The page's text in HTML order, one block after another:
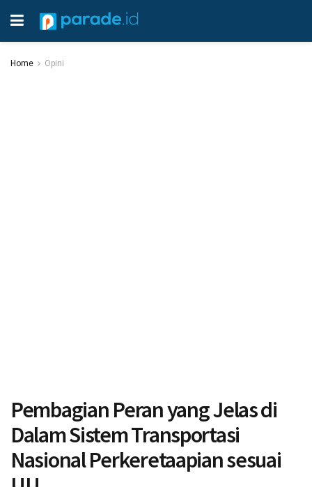
Home Opini
Pembagian Peran yang Jelas di
Dalam Sistem Transportasi
Nasional Perkeretaapian sesuai